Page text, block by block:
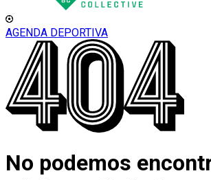
AGENDA DEPORTIVA
No podemos